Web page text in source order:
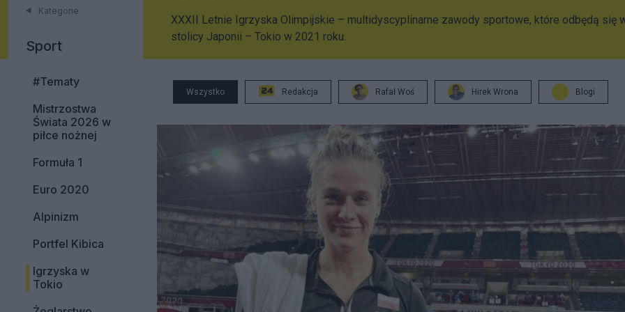
Kategorie
Sport
#Tematy
Mistrzostwa
Świata 2026 w
piłce nożnej
Formuła 1
Euro 2020
Alpinizm
Portfel Kibica
Igrzyska w
Tokio
XXXII Letnie Igrzyska Olimpijskie – multidyscyplinarne zawody sportowe, które odbędą się
stolicy Japonii – Tokio w 2021 roku.
Wszystko Redakcja Rafał Woś Hirek Wrona Blogi